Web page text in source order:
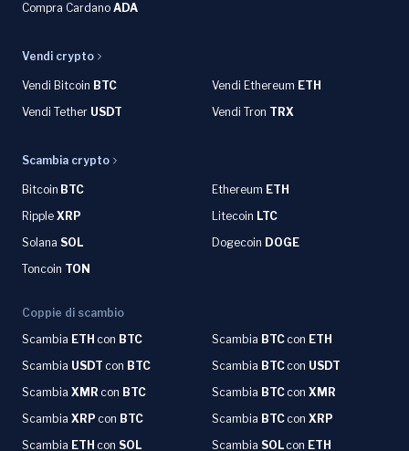
Compra Cardano ADA
Vendi crypto
Vendi Bitcoin BTC Vendi Ethereum ETH
Vendi Tether USDT Vendi Tron TRX
Scambia crypto
Bitcoin BTC Ethereum ETH
Ripple XRP Litecoin LTC
Solana SOL Dogecoin DOGE
Toncoin TON
Coppie di scambio
Scambia ETH con BTC Scambia BTC con ETH
Scambia USDT con BTC Scambia BTC con USDT
Scambia XMR con BTC Scambia BTC con XMR
Scambia XRP con BTC Scambia BTC con XRP
Scambia ETH con SOL Scambia SOL con ETH